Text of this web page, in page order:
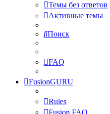
Темы без ответов
Активные темы
Поиск
FAQ
FusionGURU
Rules